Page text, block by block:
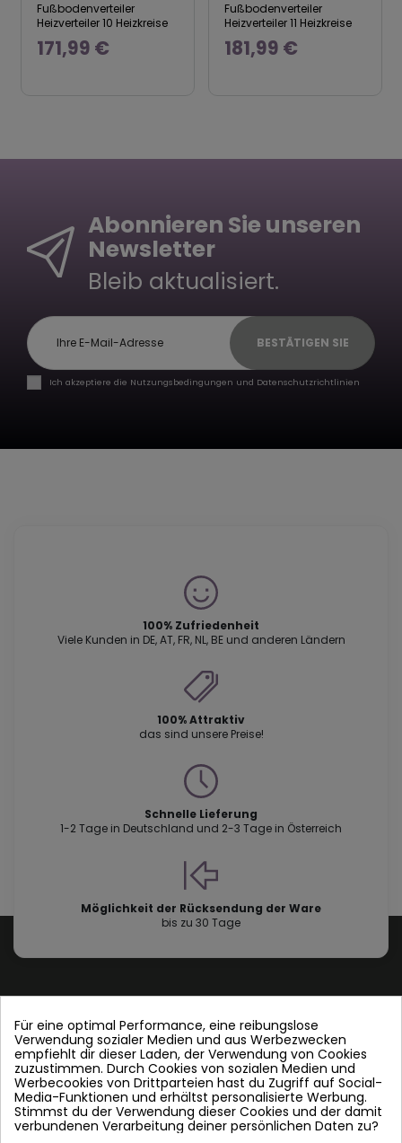
Fußbodenverteiler
Heizverteiler 10 Heizkreise
171,99 €
Fußbodenverteiler
Heizverteiler 11 Heizkreise
181,99 €
Abonnieren Sie unseren
Newsletter
Bleib aktualisiert.
BESTÄTIGEN SIE
Ich akzeptiere die Nutzungsbedingungen und Datenschutzrichtlinien
100% Zufriedenheit
Viele Kunden in DE, AT, FR, NL, BE und anderen Ländern
100% Attraktiv
das sind unsere Preise!
Schnelle Lieferung
1-2 Tage in Deutschland und 2-3 Tage in Österreich
Möglichkeit der Rücksendung der Ware
bis zu 30 Tage
Contact us
Folgen Sie uns
Für eine optimal Performance, eine reibungslose
Verwendung sozialer Medien und aus Werbezwecken
empfiehlt dir dieser Laden, der Verwendung von Cookies
zuzustimmen. Durch Cookies von sozialen Medien und
Werbecookies von Drittparteien hast du Zugriff auf Social-
Media-Funktionen und erhältst personalisierte Werbung.
Stimmst du der Verwendung dieser Cookies und der damit
verbundenen Verarbeitung deiner persönlichen Daten zu?